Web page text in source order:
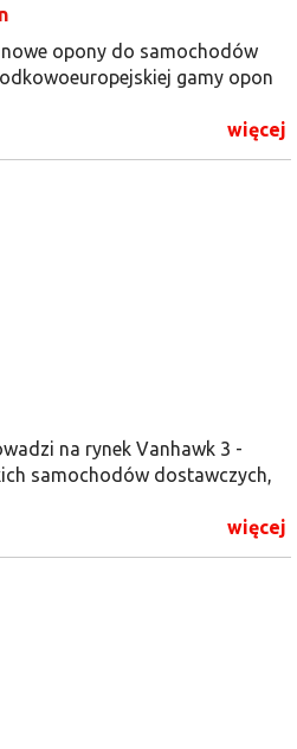
opony do samochodów
gamy opon
więcej
na rynek Vanhawk 3 -
samochodów dostawczych,
więcej